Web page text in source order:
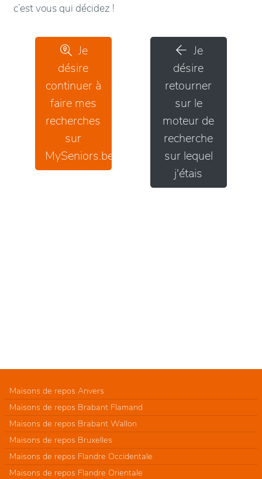
c’est vous qui décidez !
Je
désire
continuer à
faire mes
recherches
sur
MySeniors.be
Je
désire
retourner
sur le
moteur de
recherche
sur lequel
j'étais
Maisons de repos Anvers
Maisons de repos Brabant Flamand
Maisons de repos Brabant Wallon
Maisons de repos Bruxelles
Maisons de repos Flandre Occidentale
Maisons de repos Flandre Orientale